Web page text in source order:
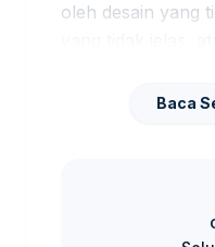
oleh desain yang
Tanpa
Baca